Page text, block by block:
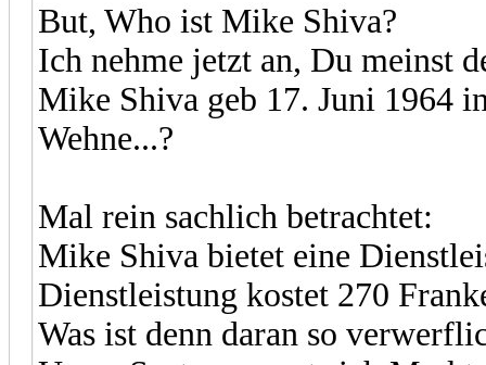
But, Who ist Mike Shiva?
Ich nehme jetzt an, Du meinst
Mike Shiva geb 17. Juni 1964
Wehne...?
Mal rein sachlich betrachtet:
Mike Shiva bietet eine
Dienstleistung kostet 270
Was ist denn daran so